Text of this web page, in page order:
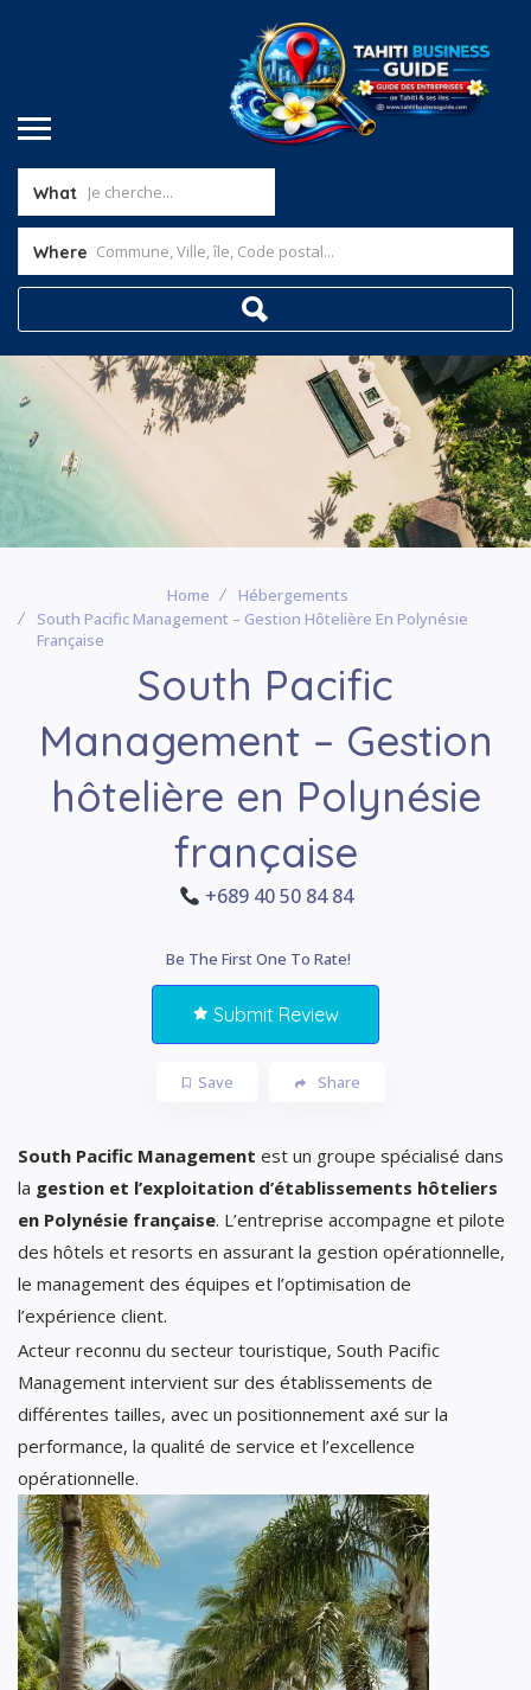
What
Where
Home
Hébergements
South Pacific Management – Gestion Hôtelière En Polynésie
Française
South Pacific
Management – Gestion
hôtelière en Polynésie
française
+689 40 50 84 84
Be The First One To Rate!
Submit Review
Save Share
South Pacific Management est un groupe spécialisé dans
la gestion et l’exploitation d’établissements hôteliers
en Polynésie française. L’entreprise accompagne et pilote
des hôtels et resorts en assurant la gestion opérationnelle,
le management des équipes et l’optimisation de
l’expérience client.
Acteur reconnu du secteur touristique, South Pacific
Management intervient sur des établissements de
différentes tailles, avec un positionnement axé sur la
performance, la qualité de service et l’excellence
opérationnelle.